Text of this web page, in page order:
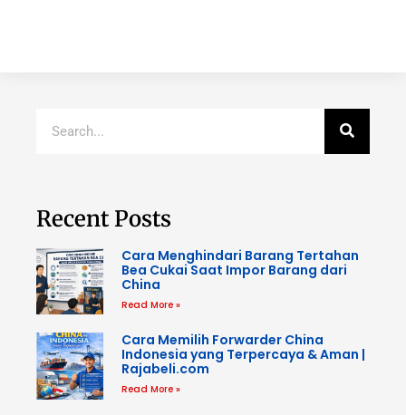
Recent Posts
Cara Menghindari Barang Tertahan
Bea Cukai Saat Impor Barang dari
China
Read More »
Cara Memilih Forwarder China
Indonesia yang Terpercaya & Aman |
Rajabeli.com
Read More »